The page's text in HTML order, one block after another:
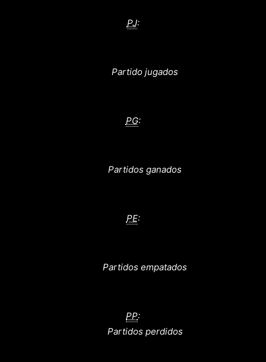
PJ:
Partido jugados
PG:
Partidos ganados
PE:
Partidos empatados
PP:
Partidos perdidos